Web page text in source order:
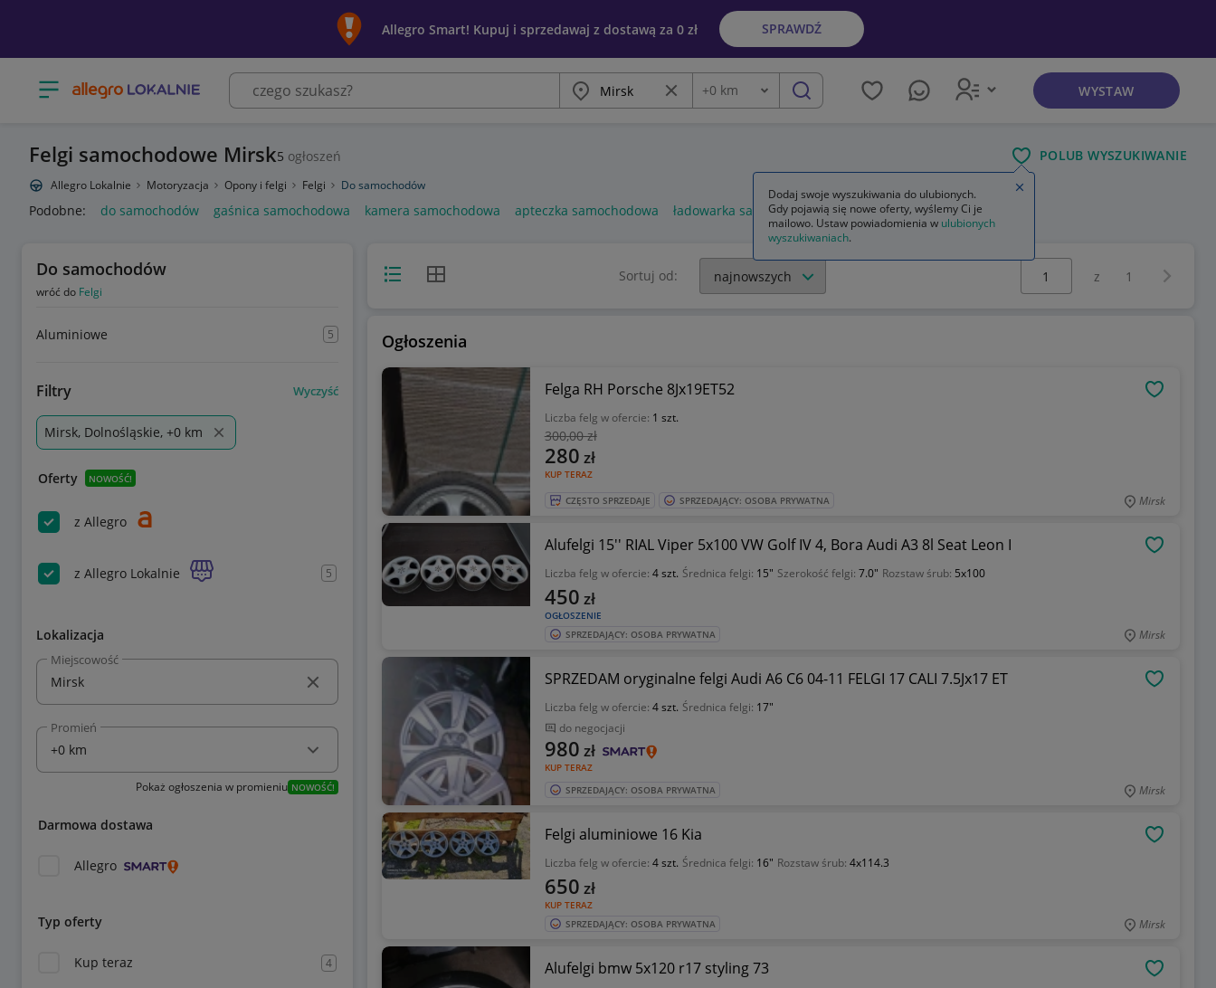
Allegro Smart! Kupuj i sprzedawaj z dostawą za 0 zł SPRAWDŹ
Otwórz menu z kategoriami Miasto Wyczyść frazę
Odległość
+0 km szukaj WYSTAW
Felgi samochodowe Mirsk5 ogłoszeń POLUB WYSZUKIWANIE
Allegro Lokalnie Motoryzacja Opony i felgi Felgi Do samochodów
Podobne: do samochodów gaśnica samochodowa kamera samochodowa apteczka samochodowa ładowarka samochodowa
Do samochodów
wróć do Felgi
Aluminiowe 5
Filtry Wyczyść
Mirsk, Dolnośląskie, +0 km
Oferty NOWOŚĆ!
z Allegro
z Allegro Lokalnie 5
Lokalizacja
Miejscowość
Promień
Pokaż ogłoszenia w promieniu NOWOŚĆ!
Darmowa dostawa
Allegro
Typ oferty
Kup teraz 4
Widok listyWidok siatki Sortuj od:
Wybierz stronę:
z 1
Ogłoszenia
Felga RH Porsche 8Jx19ET52
Liczba felg w ofercie: 1 szt.
300,00 zł
KUP TERAZ
280 zł
CZĘSTO SPRZEDAJE SPRZEDAJĄCY: OSOBA PRYWATNA Mirsk
Alufelgi 15'' RIAL Viper 5x100 VW Golf IV 4, Bora Audi A3 8l Seat Leon I
Liczba felg w ofercie: 4 szt. Średnica felgi: 15" Szerokość felgi: 7.0" Rozstaw śrub: 5x100
OGŁOSZENIE
450 zł
SPRZEDAJĄCY: OSOBA PRYWATNA Mirsk
SPRZEDAM oryginalne felgi Audi A6 C6 04-11 FELGI 17 CALI 7.5Jx17 ET
Liczba felg w ofercie: 4 szt. Średnica felgi: 17"
do negocjacji
KUP TERAZ
980 zł
SPRZEDAJĄCY: OSOBA PRYWATNA Mirsk
Felgi aluminiowe 16 Kia
Liczba felg w ofercie: 4 szt. Średnica felgi: 16" Rozstaw śrub: 4x114.3
KUP TERAZ
650 zł
SPRZEDAJĄCY: OSOBA PRYWATNA Mirsk
Alufelgi bmw 5x120 r17 styling 73
Dodaj swoje wyszukiwania do ulubionych.
Gdy pojawią się nowe oferty, wyślemy Ci je
mailowo. Ustaw powiadomienia w ulubionych
wyszukiwaniach.
Zamknij wskazówkę